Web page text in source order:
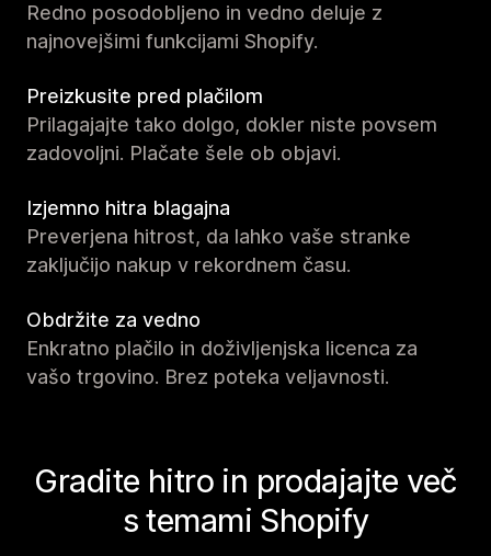
Redno posodobljeno in vedno deluje z
najnovejšimi funkcijami Shopify.
Preizkusite pred plačilom
Prilagajajte tako dolgo, dokler niste povsem
zadovoljni. Plačate šele ob objavi.
Izjemno hitra blagajna
Preverjena hitrost, da lahko vaše stranke
zaključijo nakup v rekordnem času.
Obdržite za vedno
Enkratno plačilo in doživljenjska licenca za
vašo trgovino. Brez poteka veljavnosti.
Gradite hitro in prodajajte več
s temami Shopify